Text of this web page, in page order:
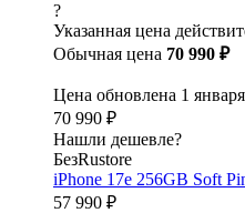
?
Указанная цена
Обычная цена 70 990 ₽
Цена обновлена 1
70 990 ₽
Нашли дешевле?
БезRustore
iPhone 17e 256GB Soft
57 990 ₽